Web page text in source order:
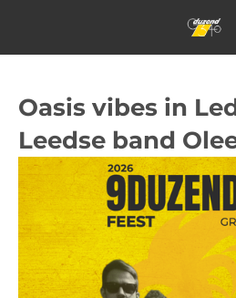
deOasis vibes in
Leedse band